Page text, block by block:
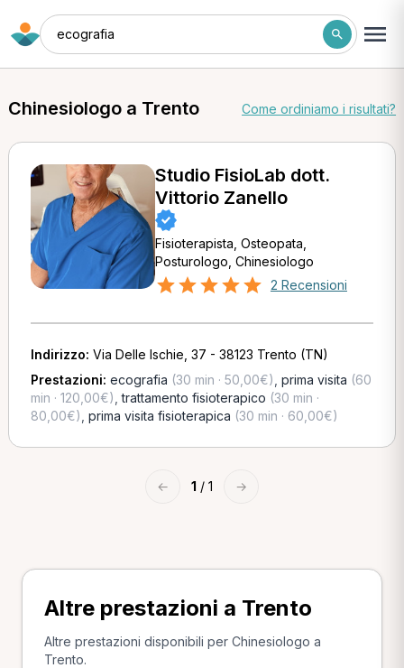
ecografia
Chinesiologo a Trento Come ordiniamo i risultati?
Studio FisioLab dott.
Vittorio Zanello
Fisioterapista, Osteopata,
Posturologo, Chinesiologo
2 Recensioni
Indirizzo: Via Delle Ischie, 37 - 38123 Trento (TN)
Prestazioni: ecografia (30 min · 50,00€) prima visita (60
min · 120,00€) ,trattamento fisioterapico (30 min ·
80,00€) prima visita fisioterapica (30 min · 60,00€)
← 1 / 1 →
Altre prestazioni a Trento
Altre prestazioni disponibili per Chinesiologo a
Trento.